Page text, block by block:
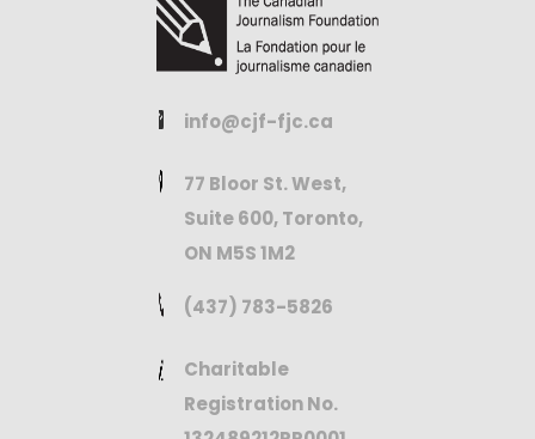
info@cjf-fjc.ca
77 Bloor St. West,
Suite 600, Toronto,
ON M5S 1M2
(437) 783-5826
Charitable
Registration No.